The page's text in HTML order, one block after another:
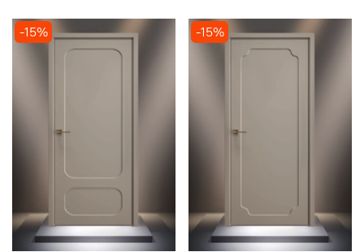
-15% -15%